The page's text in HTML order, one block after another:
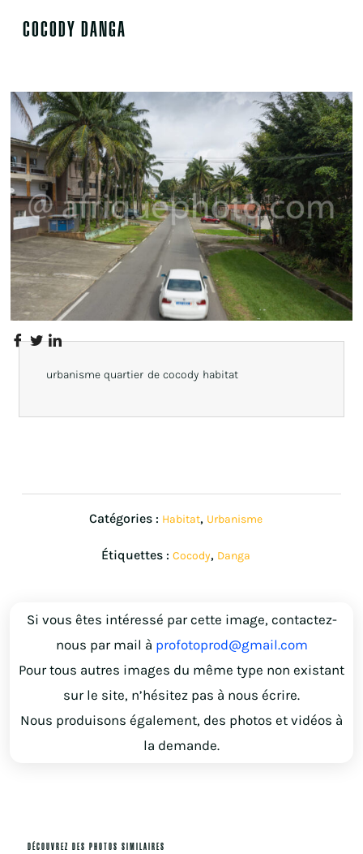
COCODY DANGA
urbanisme quartier de cocody habitat
Catégories : Habitat, Urbanisme
Étiquettes : Cocody, Danga
Si vous êtes intéressé par cette image, contactez-
nous par mail à profotoprod@gmail.com
Pour tous autres images du même type non existant
sur le site, n’hésitez pas à nous écrire.
Nous produisons également, des photos et vidéos à
la demande.
DÉCOUVREZ DES PHOTOS SIMILAIRES